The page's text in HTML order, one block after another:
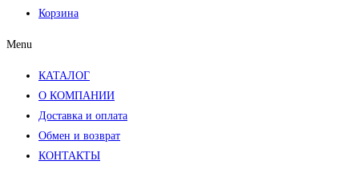
Корзина
Menu
КАТАЛОГ
О КОМПАНИИ
Доставка и оплата
Обмен и возврат
КОНТАКТЫ